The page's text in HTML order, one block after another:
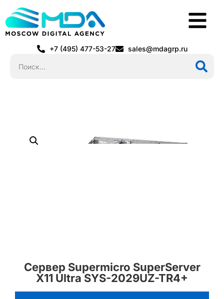
+7 (495) 477-53-27 sales@mdagrp.ru
Сервер Supermicro SuperServer
X11 Ultra SYS-2029UZ-TR4+